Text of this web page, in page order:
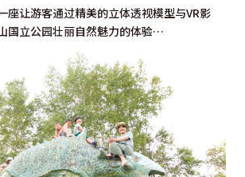
座让游客通过精美的立体透视模型与VR影
国立公园壮丽自然魅力的体验…